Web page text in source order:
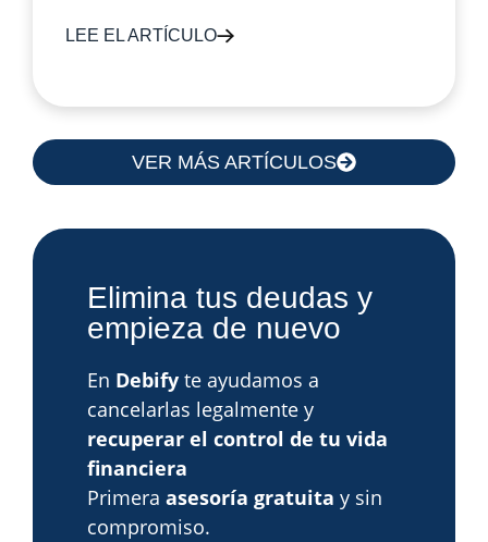
LEE EL ARTÍCULO
VER MÁS ARTÍCULOS
Elimina tus deudas y
empieza de nuevo
En Debify te ayudamos a
cancelarlas legalmente y
recuperar el control de tu vida
financiera
Primera asesoría gratuita y sin
compromiso.